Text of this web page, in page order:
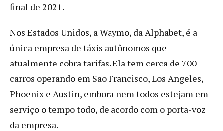
final de 2021.
Nos Estados Unidos, a Waymo, da Alphabet, é a
única empresa de táxis autônomos que
atualmente cobra tarifas. Ela tem cerca de 700
carros operando em São Francisco, Los Angeles,
Phoenix e Austin, embora nem todos estejam em
serviço o tempo todo, de acordo com o porta-voz
da empresa.